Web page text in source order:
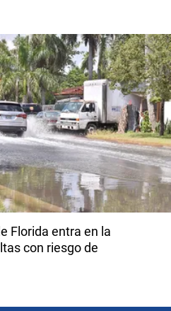
Florida entra en la
con riesgo de